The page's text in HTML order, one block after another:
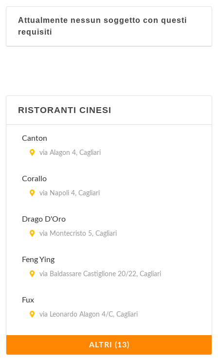
Attualmente nessun soggetto con questi
requisiti
RISTORANTI CINESI
Canton
via Alagon 4, Cagliari
Corallo
via Napoli 4, Cagliari
Drago D'Oro
via Montecristo 5, Cagliari
Feng Ying
via Baldassare Castiglione 20/22, Cagliari
Fux
via Leonardo Alagon 4/C, Cagliari
viale Armando Diaz 91, Cagliari
ALTRI (13)